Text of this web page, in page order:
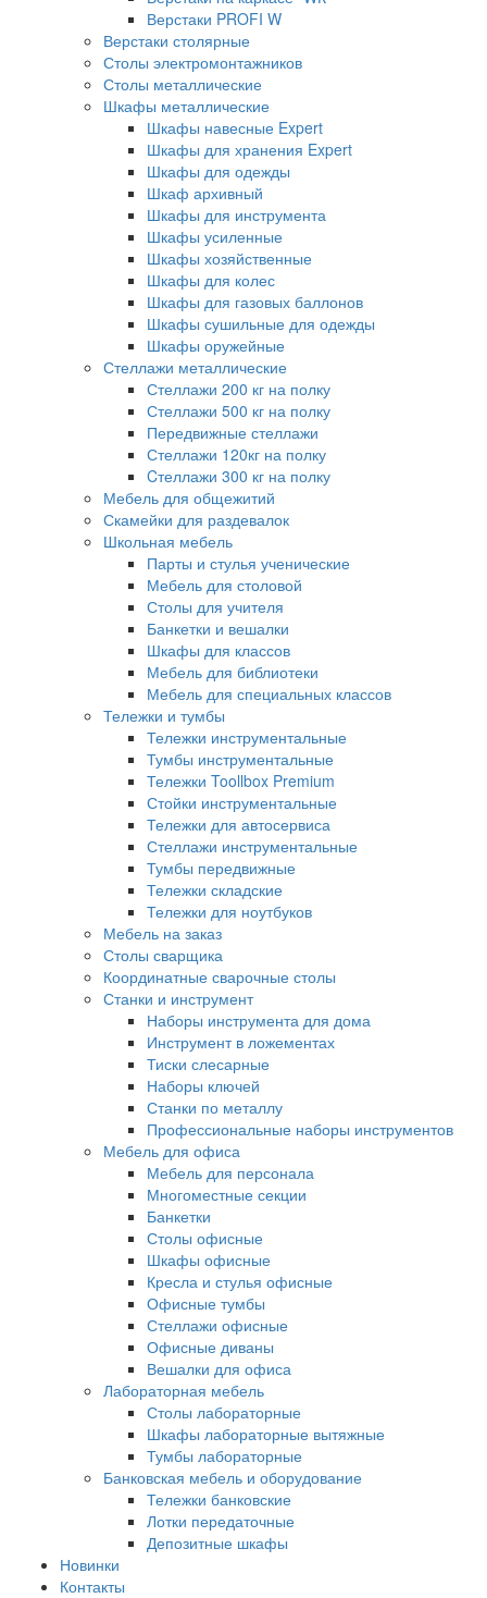
Верстаки PROFI W
Верстаки столярные
Столы электромонтажников
Столы металлические
Шкафы металлические
Шкафы навесные Expert
Шкафы для хранения Expert
Шкафы для одежды
Шкаф архивный
Шкафы для инструмента
Шкафы усиленные
Шкафы хозяйственные
Шкафы для колес
Шкафы для газовых баллонов
Шкафы сушильные для одежды
Шкафы оружейные
Стеллажи металлические
Стеллажи 200 кг на полку
Стеллажи 500 кг на полку
Передвижные стеллажи
Стеллажи 120кг на полку
Cтеллажи 300 кг на полку
Мебель для общежитий
Скамейки для раздевалок
Школьная мебель
Парты и стулья ученические
Мебель для столовой
Столы для учителя
Банкетки и вешалки
Шкафы для классов
Мебель для библиотеки
Мебель для специальных классов
Тележки и тумбы
Тележки инструментальные
Тумбы инструментальные
Тележки Toollbox Premium
Стойки инструментальные
Тележки для автосервиса
Стеллажи инструментальные
Тумбы передвижные
Тележки складские
Тележки для ноутбуков
Мебель на заказ
Столы сварщика
Координатные сварочные столы
Станки и инструмент
Наборы инструмента для дома
Инструмент в ложементах
Тиски слесарные
Наборы ключей
Станки по металлу
Профессиональные наборы инструментов
Мебель для офиса
Мебель для персонала
Многоместные секции
Банкетки
Столы офисные
Шкафы офисные
Кресла и стулья офисные
Офисные тумбы
Стеллажи офисные
Офисные диваны
Вешалки для офиса
Лабораторная мебель
Столы лабораторные
Шкафы лабораторные вытяжные
Тумбы лабораторные
Банковская мебель и оборудование
Тележки банковские
Лотки передаточные
Депозитные шкафы
Новинки
Контакты